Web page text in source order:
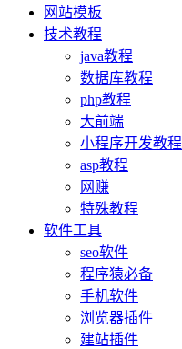
网站模板
技术教程
java教程
数据库教程
php教程
大前端
小程序开发教程
asp教程
网赚
特殊教程
软件工具
seo软件
程序猿必备
手机软件
浏览器插件
建站插件